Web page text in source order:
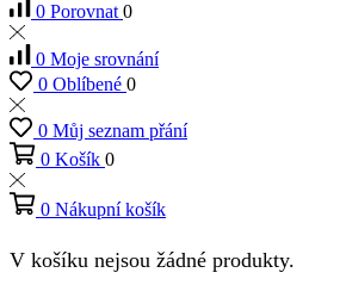
0 Porovnat 0
0 Moje srovnání
0 Oblíbené 0
0 Můj seznam přání
0 Košík 0
0 Nákupní košík
V košíku nejsou žádné produkty.